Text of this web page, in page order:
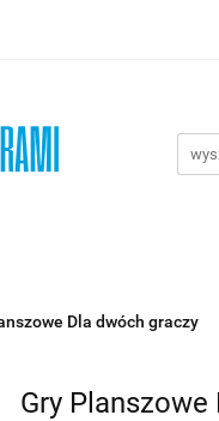
i Karty do Gry
Dla dwóch graczy
Gry